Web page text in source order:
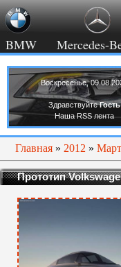
BMW Mercedes-
Воскресенье,
ЗдравствуйтеГость
Наша RSS лента
Главная » 2012 » Март
Прототип